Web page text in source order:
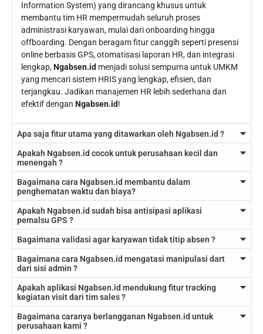
Information System) yang dirancang khusus untuk
membantu tim HR mempermudah seluruh proses
administrasi karyawan, mulai dari onboarding hingga
offboarding. Dengan beragam fitur canggih seperti presensi
online berbasis GPS, otomatisasi laporan HR, dan integrasi
lengkap,Ngabsen.id menjadi solusi sempurna untuk UMKM
yang mencari sistem HRIS yang lengkap, efisien, dan
terjangkau. Jadikan manajemen HR lebih sederhana dan
efektif dengan Ngabsen.id!
Apa saja fitur utama yang ditawarkan oleh Ngabsen.id ?
Apakah Ngabsen.id cocok untuk perusahaan kecil dan
menengah ?
Bagaimana cara Ngabsen.id membantu dalam
penghematan waktu dan biaya?
Apakah Ngabsen.id sudah bisa antisipasi aplikasi
pemalsu GPS ?
Bagaimana validasi agar karyawan tidak titip absen ?
Bagaimana cara Ngabsen.id mengatasi manipulasi dart
dari sisi admin ?
Apakah aplikasi Ngabsen.id mendukung fitur tracking
kegiatan visit dari tim sales ?
Bagaimana caranya berlangganan Ngabsen.id untuk
perusahaan kami ?